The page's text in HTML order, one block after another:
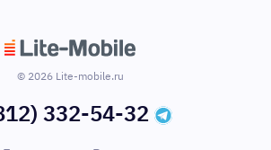
© 2026 Lite-mobile.ru
332-54-32